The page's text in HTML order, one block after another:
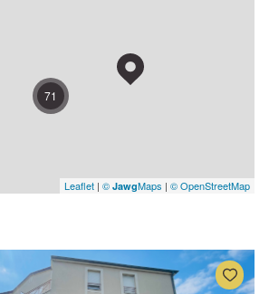
71
Leaflet | © JawgMaps | © OpenStreetMap